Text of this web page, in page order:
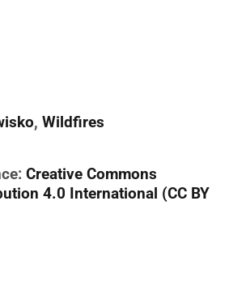
, Wildfires
Creative Commons
4.0 International (CC BY